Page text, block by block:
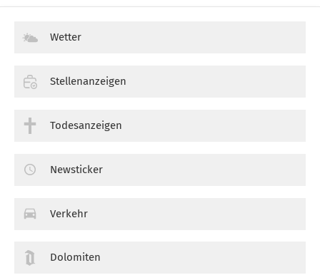
Wetter
Stellenanzeigen
Todesanzeigen
Newsticker
Verkehr
Dolomiten